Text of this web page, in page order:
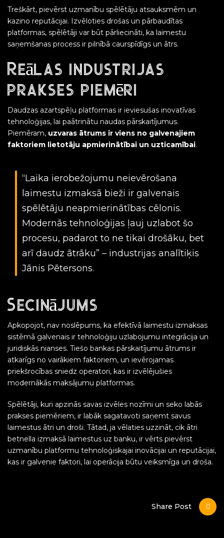
Treškārt, pievērst uzmanību spēlētāju atsauksmēm un
kazino reputācijai. Izvēloties drošas un pārbaudītas
platformas, spēlētāji var būt pārliecināti, ka laimestu
saņemšanas process ir pilnībā caurspīdīgs un ātrs.
Reālas industrijas
prakses piemēri
Daudzas azartspēļu platformas ir ieviesušas inovatīvas
tehnoloģijas, lai paātrinātu naudas pārskaitījumus.
Piemēram, uzvaras ātrums ir viens no galvenajiem
faktoriem lietotāju apmierinātībai un uzticamībai.
“Laika ierobežojumu neievērošana
laimestu izmaksā bieži ir galvenais
spēlētāju neapmierinātības cēlonis.
Modernās tehnoloģijas ļauj uzlabot šo
procesu, padarot to ne tikai drošāku, bet
arī daudz ātrāku” – industrijas analītiķis
Jānis Pētersons.
Secinājums
Apkopojot, nav noslēpums, ka efektīvā laimestu izmaksas
sistēmā galvenais ir tehnoloģiju uzlabojumu integrācija un
juridiskās nianses. Tiešo bankas pārskaitījumu ātrums ir
atkarīgs no vairākiem faktoriem, un ievērojamas
priekšrocības sniedz operatori, kas ir izvēlējušies
modernākās maksājumu platformas.
Spēlētāji, kuri apzinās savas izvēles nozīmi un seko labās
prakses piemēriem, ir labāk sagatavoti saņemt savus
laimestus ātri un droši. Tātad, ja vēlaties uzzināt, cik ātri
betnella izmaksā laimestus uz banku, ir vērts pievērst
uzmanību platformu tehnoloģiskajai inovācijai un reputācijai,
kas ir galvenie faktori, lai operācija būtu veiksmīga un droša.
Share Post